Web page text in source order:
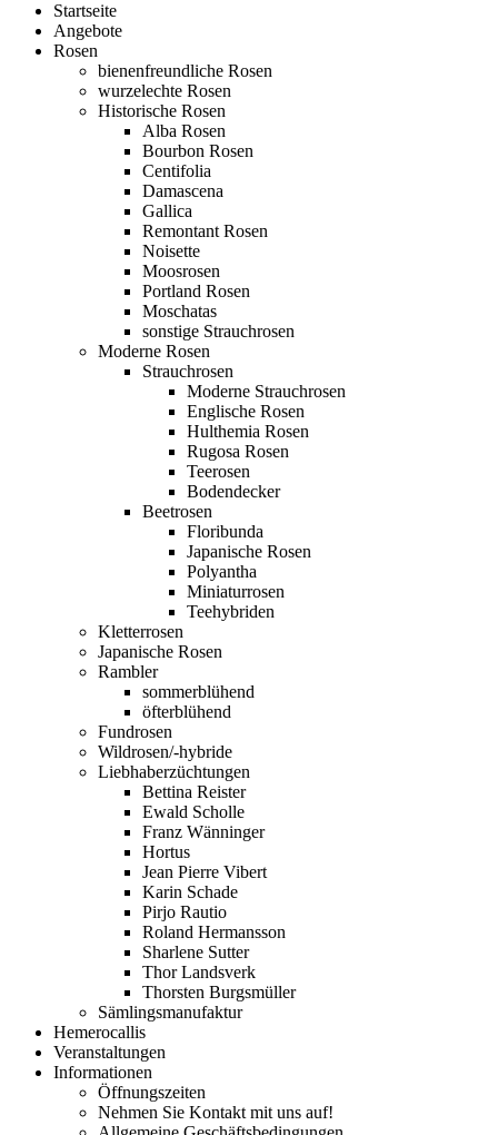
Startseite
Angebote
Rosen
bienenfreundliche Rosen
wurzelechte Rosen
Historische Rosen
Alba Rosen
Bourbon Rosen
Centifolia
Damascena
Gallica
Remontant Rosen
Noisette
Moosrosen
Portland Rosen
Moschatas
sonstige Strauchrosen
Moderne Rosen
Strauchrosen
Moderne Strauchrosen
Englische Rosen
Hulthemia Rosen
Rugosa Rosen
Teerosen
Bodendecker
Beetrosen
Floribunda
Japanische Rosen
Polyantha
Miniaturrosen
Teehybriden
Kletterrosen
Japanische Rosen
Rambler
sommerblühend
öfterblühend
Fundrosen
Wildrosen/-hybride
Liebhaberzüchtungen
Bettina Reister
Ewald Scholle
Franz Wänninger
Hortus
Jean Pierre Vibert
Karin Schade
Pirjo Rautio
Roland Hermansson
Sharlene Sutter
Thor Landsverk
Thorsten Burgsmüller
Sämlingsmanufaktur
Hemerocallis
Veranstaltungen
Informationen
Öffnungszeiten
Nehmen Sie Kontakt mit uns auf!